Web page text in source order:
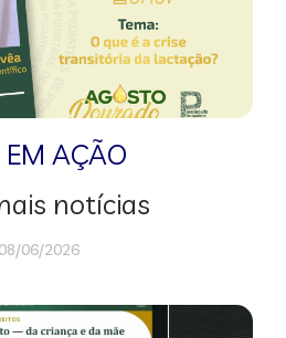
EM AÇÃO
notícias
08/06/2026